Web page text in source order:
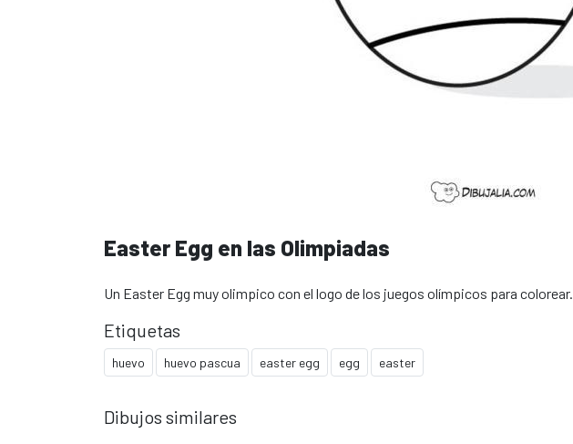
Easter Egg en las Olimpiadas
Un Easter Egg muy olimpico con el logo de los juegos olímpicos para colorear.
Etiquetas
huevo huevo pascua easter egg egg easter
Dibujos similares